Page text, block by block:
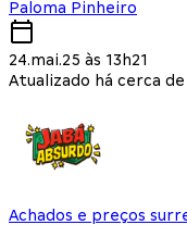
Paloma Pinheiro
24.mai.25 às 13h21
Atualizado há cerca de
Achados e preços